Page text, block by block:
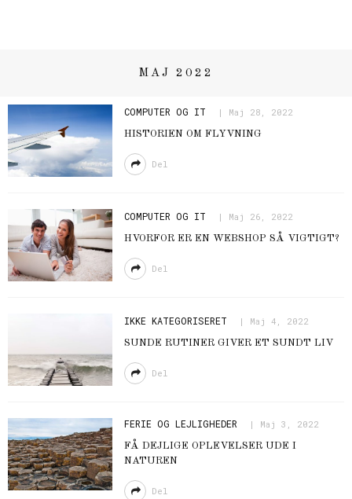
MAJ 2022
COMPUTER OG IT Maj 28, 2022
HISTORIEN OM FLYVNING
Del
COMPUTER OG IT Maj 26, 2022
HVORFOR ER EN WEBSHOP SÅ VIGTIGT?
Del
IKKE KATEGORISERET Maj 4, 2022
SUNDE RUTINER GIVER ET SUNDT LIV
Del
FERIE OG LEJLIGHEDER Maj 3, 2022
FÅ DEJLIGE OPLEVELSER UDE I
NATUREN
Del